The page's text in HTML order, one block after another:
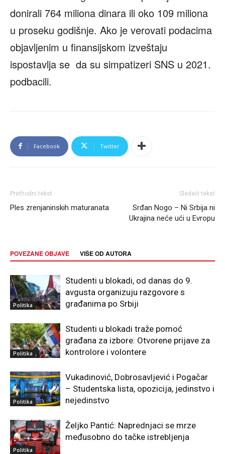
donirali 764 miliona dinara ili oko 109 miliona
u proseku godišnje. Ako je verovati podacima
objavljenim u finansijskom izveštaju
ispostavlja se da su simpatizeri SNS u 2021.
podbacili.
Facebook Twitter
Prethodni tekst
Ples zrenjaninskih maturanata
Sledeći tekst
Srđan Nogo – Ni Srbija ni
Ukrajina neće ući u Evropu
POVEZANE OBJAVE VIŠE OD AUTORA
Politika
Studenti u blokadi, od danas do 9.
avgusta organizuju razgovore s
građanima po Srbiji
Politika
Studenti u blokadi traže pomoć
građana za izbore: Otvorene prijave za
kontrolore i volontere
Politika
Vukadinović, Dobrosavljević i Pogačar
– Studentska lista, opozicija, jedinstvo i
nejedinstvo
Politika
Željko Pantić: Naprednjaci se mrze
međusobno do tačke istrebljenja